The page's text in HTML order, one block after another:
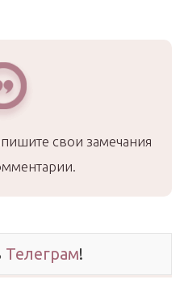
свои замечания
Телеграм!